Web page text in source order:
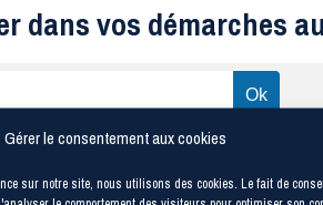
Gérer le consentement aux cookies
sur notre site, nous utilisons des cookies. Le fait de
dans vos démarches